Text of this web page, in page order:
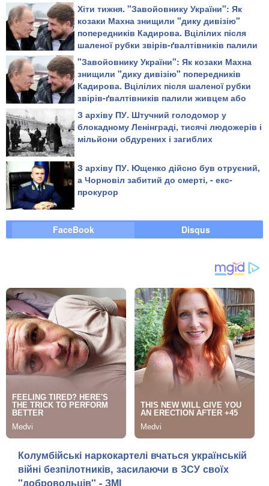
Хіти тижня. "Завойовнику України": Як
козаки Махна знищили "дику дивізію"
попередників Кадирова. Вцілілих після
шаленої рубки звірів-ґвалтівників палили
живцем або повільно рубали на дрібні
шматки
"Завойовнику України": Як козаки Махна
знищили "дику дивізію" попередників
Кадирова. Вцілілих після шаленої рубки
звірів-ґвалтівників палили живцем або
повільно рубали на дрібні шматки
З архіву ПУ. Штучний голодомор у
блокадному Ленінграді, тисячі людожерів і
мільйони обдурених і загиблих
З архіву ПУ. Ющенко дійсно був отруєний,
а Чорновіл забитий до смерті, - екс-
прокурор
FaceBook Disqus
Колумбійські наркокартелі вчаться українській
війні безпілотників, засилаючи в ЗСУ своїх
"добровольців" - ЗМІ